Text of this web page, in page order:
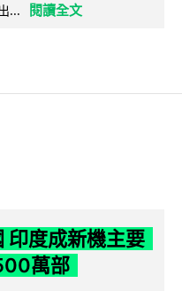
...
閱讀全文
印度成新機主要
萬部